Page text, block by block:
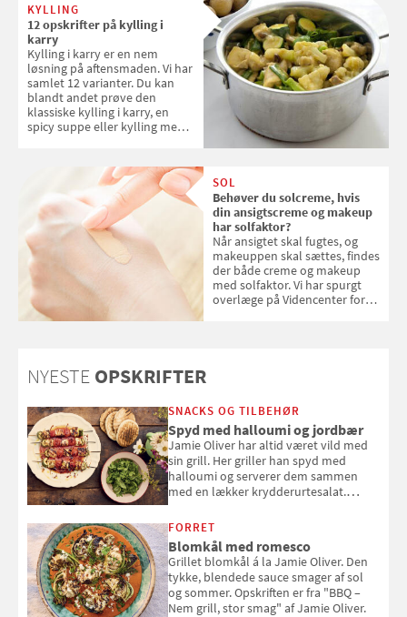
KYLLING
12 opskrifter på kylling i
karry
Kylling i karry er en nem
løsning på aftensmaden. Vi har
samlet 12 varianter. Du kan
blandt andet prøve den
klassiske kylling i karry, en
spicy suppe eller kylling med
SOL
Behøver du solcreme, hvis
din ansigtscreme og makeup
har solfaktor?
Når ansigtet skal fugtes, og
makeuppen skal sættes, findes
der både creme og makeup
med solfaktor. Vi har spurgt
overlæge på Videncenter for
NYESTE OPSKRIFTER
SNACKS OG TILBEHØR
Spyd med halloumi og jordbær
Jamie Oliver har altid været vild med
sin grill. Her griller han spyd med
halloumi og serverer dem sammen
med en lækker krydderurtesalat.
smag" af Jamie Oliver.
FORRET
Blomkål med romesco
Grillet blomkål á la Jamie Oliver. Den
tykke, blendede sauce smager af sol
og sommer. Opskriften er fra "BBQ –
Nem grill, stor smag" af Jamie Oliver.